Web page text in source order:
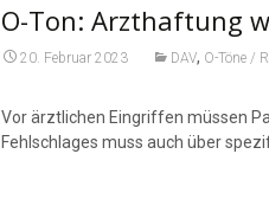
O-Ton: Arzthaftung
20. Februar 2023 DAV, O-Töne /
Vor ärztlichen Eingriffen müssen
Fehlschlages muss auch über